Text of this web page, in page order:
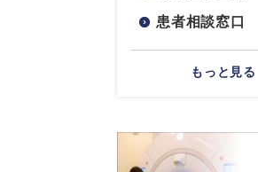
患者相談窓口
もっと見る